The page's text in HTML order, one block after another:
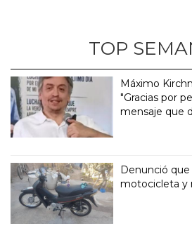
TOP
Máximo
"Gracias por
mensaje que
Denunció
motocicleta y